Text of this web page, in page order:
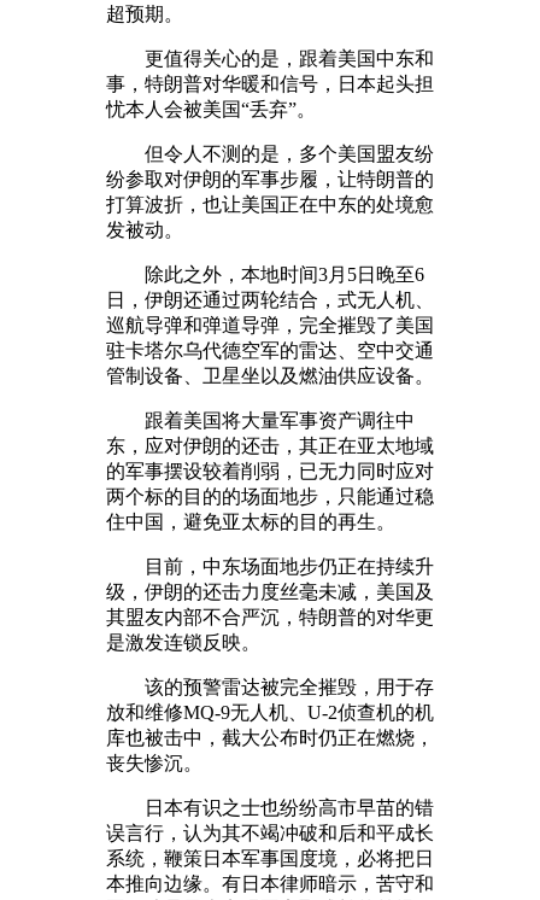
超预期。
更值得关心的是，跟着美国中东和
事，特朗普对华暖和信号，日本起头担
忧本人会被美国“丢弃”。
但令人不测的是，多个美国盟友纷
纷参取对伊朗的军事步履，让特朗普的
打算波折，也让美国正在中东的处境愈
发被动。
除此之外，本地时间3月5日晚至6
日，伊朗还通过两轮结合，式无人机、
巡航导弹和弹道导弹，完全摧毁了美国
驻卡塔尔乌代德空军的雷达、空中交通
管制设备、卫星坐以及燃油供应设备。
跟着美国将大量军事资产调往中
东，应对伊朗的还击，其正在亚太地域
的军事摆设较着削弱，已无力同时应对
两个标的目的的场面地步，只能通过稳
住中国，避免亚太标的目的再生。
目前，中东场面地步仍正在持续升
级，伊朗的还击力度丝毫未减，美国及
其盟友内部不合严沉，特朗普的对华更
是激发连锁反映。
该的预警雷达被完全摧毁，用于存
放和维修MQ-9无人机、U-2侦查机的机
库也被击中，截大公布时仍正在燃烧，
丧失惨沉。
日本有识之士也纷纷高市早苗的错
误言行，认为其不竭冲破和后和平成长
系统，鞭策日本军事国度境，必将把日
本推向边缘。有日本律师暗示，苦守和